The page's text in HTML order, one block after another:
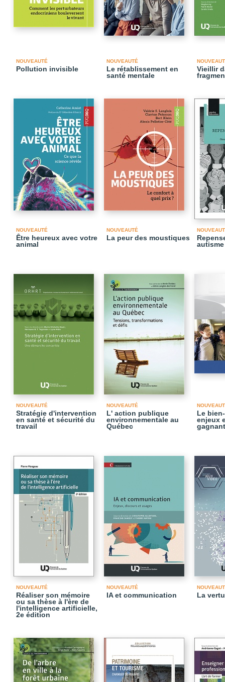
NOUVEAUTÉ
Pollution invisible
NOUVEAUTÉ
Le rétablissement en
santé mentale
Vieillir
NOUVEAUTÉ
Être heureux avec votre
animal
NOUVEAUTÉ
La peur des moustiques
autisme
NOUVEAUTÉ
Stratégie d'intervention
en santé et sécurité du
travail
NOUVEAUTÉ
L' action publique
environnementale au
Québec
Le
enjeux
NOUVEAUTÉ
Réaliser son mémoire
ou sa thèse à l'ère de
l'intelligence artificielle,
2e édition
NOUVEAUTÉ
IA et communication La